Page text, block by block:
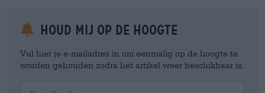
Houd mij op de hoogte
Vul hier je e-mailadres in om eenmalig op de hoogte te
worden gehouden zodra het artikel weer beschikbaar is.